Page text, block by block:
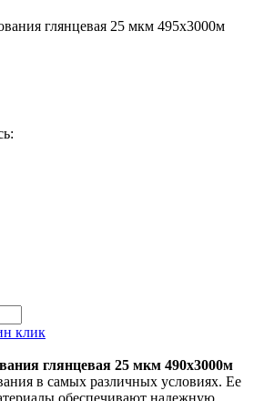
клик
глянцевая 25 мкм 490х3000м
в самых различных условиях. Ее
обеспечивают надежную